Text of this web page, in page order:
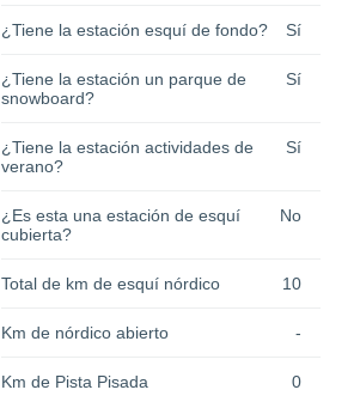
¿Tiene la estación esquí de fondo? Sí
¿Tiene la estación un parque de
snowboard?
Sí
¿Tiene la estación actividades de
verano?
Sí
¿Es esta una estación de esquí
cubierta?
No
Total de km de esquí nórdico 10
Km de nórdico abierto -
Km de Pista Pisada 0